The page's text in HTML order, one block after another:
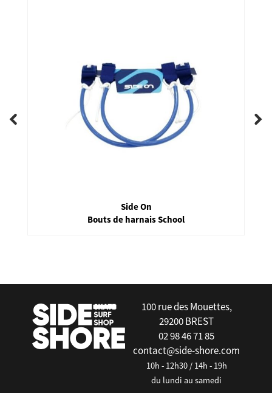
Side On
Bouts de harnais School
100 rue des Mouettes,
29200 BREST
02 98 46 71 85
contact@side-shore.com
10h - 12h30 / 14h - 19h
du lundi au samedi